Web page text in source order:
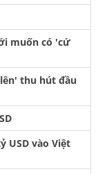
muốn có 'cứ
thu hút đầu
USD vào Việt